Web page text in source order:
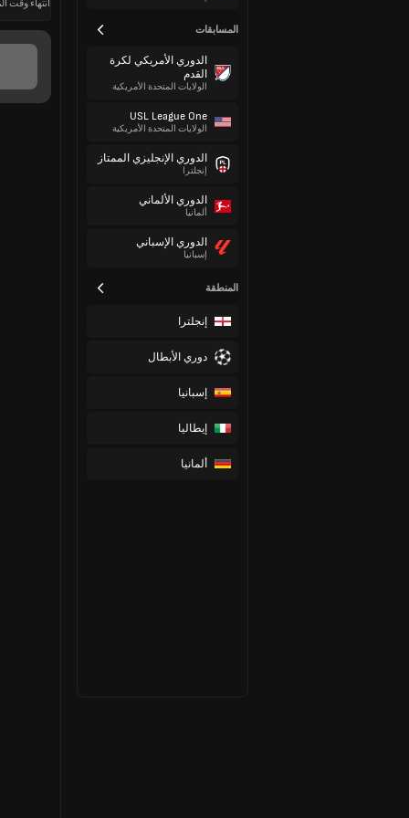
المسابقات
الدوري الأمريكي لكرة
القدم
الولايات المتحدة الأمريكية
USL League One
الولايات المتحدة الأمريكية
الدوري الإنجليزي الممتاز
إنجلترا
الدوري الألماني
ألمانيا
الدوري الإسباني
إسبانيا
المنطقة
إنجلترا
دوري الأبطال
إسبانيا
إيطاليا
ألمانيا
انتهاء وقت